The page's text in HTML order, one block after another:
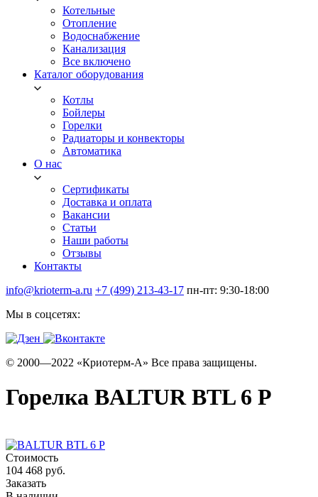
Котельные
Отопление
Водоснабжение
Канализация
Все включено
Каталог оборудования
Котлы
Бойлеры
Горелки
Радиаторы и конвекторы
Автоматика
О нас
Сертификаты
Доставка и оплата
Вакансии
Статьи
Наши работы
Отзывы
Контакты
info@krioterm-a.ru +7 (499) 213-43-17 пн-пт: 9:30-18:00
Мы в соцсетях:
© 2000—2022 «Криотерм-А» Все права защищены.
Горелка BALTUR BTL 6 P
Стоимость
104 468 руб.
Заказать